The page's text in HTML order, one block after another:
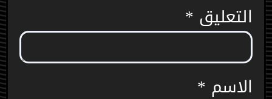
التعليق *
الاسم *